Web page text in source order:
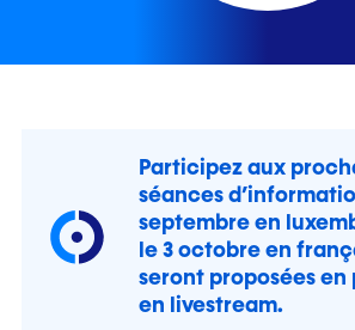
Participez aux
séances
septembre en
le 3 octobre en
seront proposées en
en livestream.